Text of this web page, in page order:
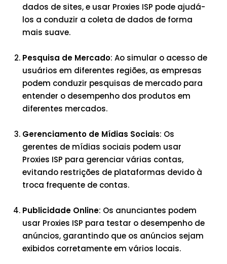
dados de sites, e usar Proxies ISP pode ajudá-
los a conduzir a coleta de dados de forma
mais suave.
Pesquisa de Mercado: Ao simular o acesso de
usuários em diferentes regiões, as empresas
podem conduzir pesquisas de mercado para
entender o desempenho dos produtos em
diferentes mercados.
Gerenciamento de Mídias Sociais: Os
gerentes de mídias sociais podem usar
Proxies ISP para gerenciar várias contas,
evitando restrições de plataformas devido à
troca frequente de contas.
Publicidade Online: Os anunciantes podem
usar Proxies ISP para testar o desempenho de
anúncios, garantindo que os anúncios sejam
exibidos corretamente em vários locais.